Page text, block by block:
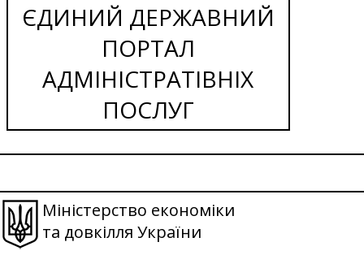
ЄДИНИЙ ДЕРЖАВНИЙ
ПОРТАЛ
АДМІНІСТРАТІВНІХ
ПОСЛУГ
Міністерство економіки
та довкілля України